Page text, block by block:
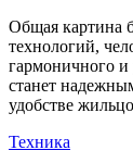
Общая картина
технологий,
гармоничного и
станет
удобстве
Техника